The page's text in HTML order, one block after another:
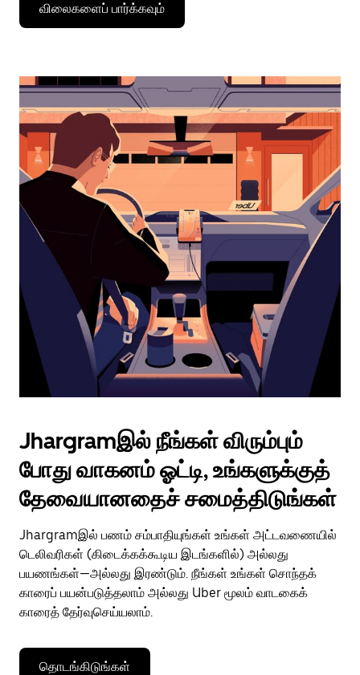
அம்புக்குறியை
அழுத்தி
தேர்ந்தெடுக்கவும்.
மூட
எஸ்கேப்
பொத்தான்
அழுத்தவும்.
விலைகளைப் பார்க்கவும்
Jhargramஇல் நீங்கள் விரும்பும்
போது வாகனம் ஓட்டி, உங்களுக்குத்
தேவையானதைச் சமைத்திடுங்கள்
Jhargramஇல் பணம் சம்பாதியுங்கள் உங்கள் அட்டவணையில்
டெலிவரிகள் (கிடைக்கக்கூடிய இடங்களில்) அல்லது
பயணங்கள்—அல்லது இரண்டும். நீங்கள் உங்கள் சொந்தக்
காரைப் பயன்படுத்தலாம் அல்லது Uber மூலம் வாடகைக்
காரைத் தேர்வுசெய்யலாம்.
தொடங்கிடுங்கள்